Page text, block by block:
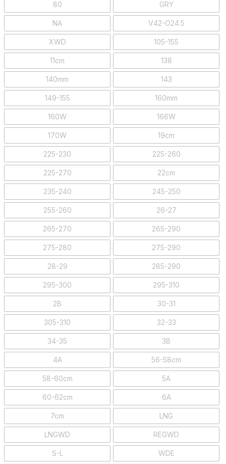
80 GRY
NA V42-O24.5
XWD 105-155
11cm 138
140mm 143
149-155 160mm
160W 166W
170W 19cm
225-230 225-260
225-270 22cm
235-240 245-250
255-260 26-27
265-270 265-290
275-280 275-290
28-29 285-290
295-300 295-310
2B 30-31
305-310 32-33
34-35 3B
4A 56-58cm
58-60cm 5A
60-62cm 6A
7cm LNG
LNGWD REGWD
S-L WDE